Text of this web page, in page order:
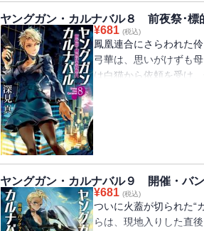
ヤングガン・カルナバル８ 前夜祭･標
¥681 (税込)
鳳凰連合にさらわれた
弓華は、思いがけずも
は白猫から依頼を受け
が、そこには巧妙な罠
ヤングガン・カルナバル９ 開催・バ
¥681 (税込)
ついに火蓋が切られた“
らは、現地入りした直